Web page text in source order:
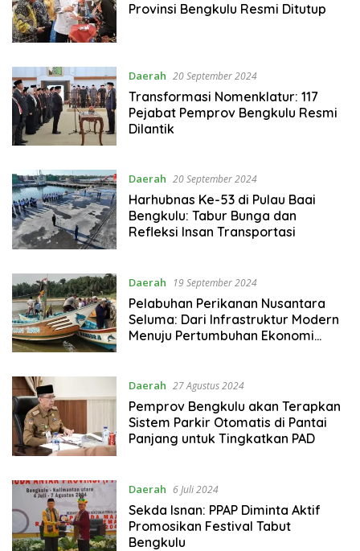
Provinsi Bengkulu Resmi Ditutup
Daerah 20 September 2024
Transformasi Nomenklatur: 117
Pejabat Pemprov Bengkulu Resmi
Dilantik
Daerah 20 September 2024
Harhubnas Ke-53 di Pulau Baai
Bengkulu: Tabur Bunga dan
Refleksi Insan Transportasi
Daerah 19 September 2024
Pelabuhan Perikanan Nusantara
Seluma: Dari Infrastruktur Modern
Menuju Pertumbuhan Ekonomi
Daerah 27 Agustus 2024
Pemprov Bengkulu akan Terapkan
Sistem Parkir Otomatis di Pantai
Panjang untuk Tingkatkan PAD
Daerah 6 Juli 2024
Sekda Isnan: PPAP Diminta Aktif
Promosikan Festival Tabut
Bengkulu